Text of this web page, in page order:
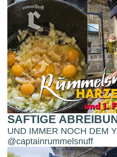
SAFTIGE
UND IMMER NOCH DEM
@captainrummelsnuff